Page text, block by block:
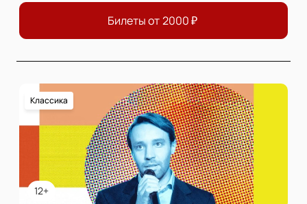
Билеты от 2000₽
12+
Классика